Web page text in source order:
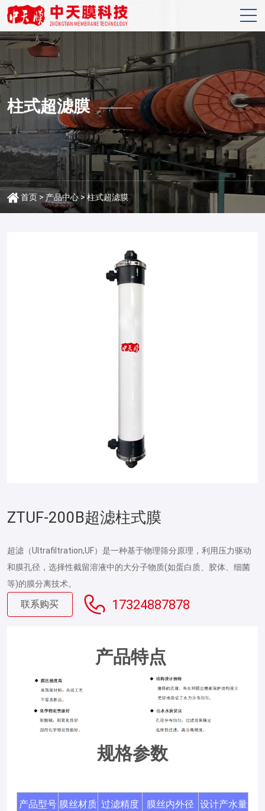
柱式超滤膜
首页 > 产品中心 > 柱式超滤膜
ZTUF-200B超滤柱式膜
超滤（Ultrafiltration,UF）是一种基于物理筛分原理，利用压力驱动
和膜孔径，选择性截留溶液中的大分子物质(如蛋白质、胶体、细菌
等)的膜分离技术。
联系购买 17324887878
产品特点
规格参数
产品型号 膜丝材质 过滤精度 膜丝内外径 设计产水量